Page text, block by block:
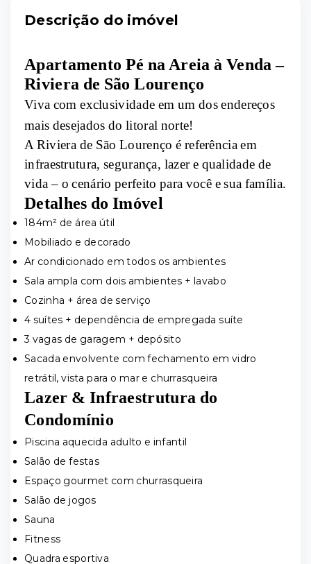
Descrição do imóvel
Apartamento Pé na Areia à Venda –
Riviera de São Lourenço
Viva com exclusividade em um dos endereços
mais desejados do litoral norte!
A Riviera de São Lourenço é referência em
infraestrutura, segurança, lazer e qualidade de
vida – o cenário perfeito para você e sua família.
Detalhes do Imóvel
184m² de área útil
Mobiliado e decorado
Ar condicionado em todos os ambientes
Sala ampla com dois ambientes + lavabo
Cozinha + área de serviço
4 suítes + dependência de empregada suíte
3 vagas de garagem + depósito
Sacada envolvente com fechamento em vidro
retrátil, vista para o mar e churrasqueira
Lazer & Infraestrutura do
Condomínio
Piscina aquecida adulto e infantil
Salão de festas
Espaço gourmet com churrasqueira
Salão de jogos
Sauna
Fitness
Quadra esportiva